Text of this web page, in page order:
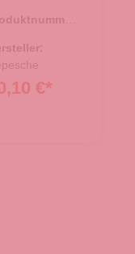
Kitty
€*